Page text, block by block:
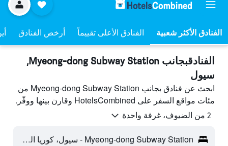
الفنادق الأعلى تقييماً أرخص الفنادق
الفنادقبجانب Myeong-dong Subway Station,
سيول
ابحث عن فنادق بجانب Myeong-dong Subway Station من
مئات مواقع السفر على HotelsCombined وقارن بينها ووفّر.
2 من الضيوف، غرفة واحدة
Myeong-dong Subway Station - سيول، كوريا الجنوبية